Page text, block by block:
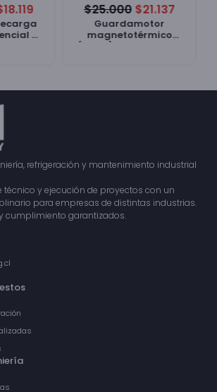
de
18.119
Guardamotor
magnetotérmico
(MPCB) de 3 polos 13-
$25.000 $21.137
refrigeración y mantenimiento industrial
y ejecución de proyectos con un
para empresas de distintas industrias.
cumplimiento garantizados.